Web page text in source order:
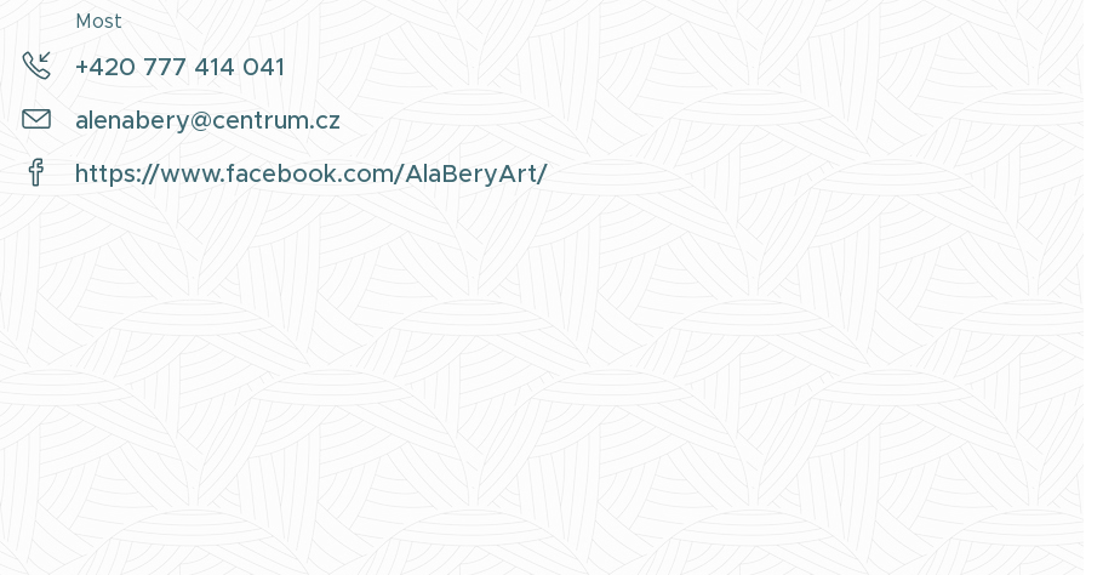
Most
+420 777 414 041
alenabery@centrum.cz
https://www.facebook.com/AlaBeryArt/